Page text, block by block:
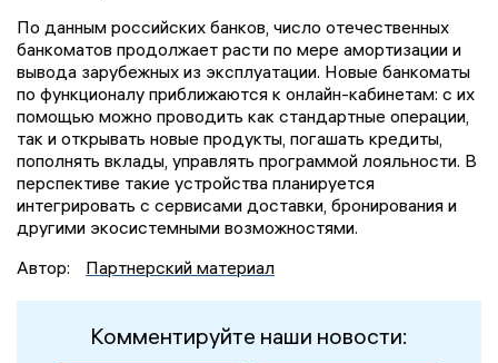
По данным российских банков, число отечественных
банкоматов продолжает расти по мере амортизации и
вывода зарубежных из эксплуатации. Новые банкоматы
по функционалу приближаются к онлайн-кабинетам: с их
помощью можно проводить как стандартные операции,
так и открывать новые продукты, погашать кредиты,
пополнять вклады, управлять программой лояльности. В
перспективе такие устройства планируется
интегрировать с сервисами доставки, бронирования и
другими экосистемными возможностями.
Автор:
Партнерский материал
Комментируйте наши новости: